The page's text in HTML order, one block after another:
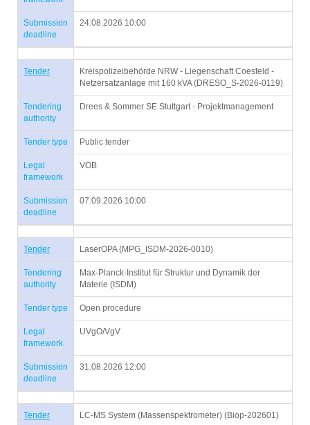
Submission
deadline
24.08.2026 10:00
Tender
Kreispolizeibehörde NRW - Liegenschaft Coesfeld -
Netzersatzanlage mit 160 kVA (DRESO_S-2026-0119)
Tendering
authority
Drees & Sommer SE Stuttgart - Projektmanagement
Tender type Public tender
Legal
framework
VOB
Submission
deadline
07.09.2026 10:00
Tender LaserOPA (MPG_ISDM-2026-0010)
Tendering
authority
Max-Planck-Institut für Struktur und Dynamik der
Materie (ISDM)
Tender type Open procedure
Legal
framework
UVgO/VgV
Submission
deadline
31.08.2026 12:00
Tender LC-MS System (Massenspektrometer) (Biop-202601)